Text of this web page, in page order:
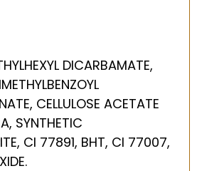
DICARBAMATE,
CELLULOSE ACETATE
SYNTHETIC
CI 77891, BHT, CI 77007,